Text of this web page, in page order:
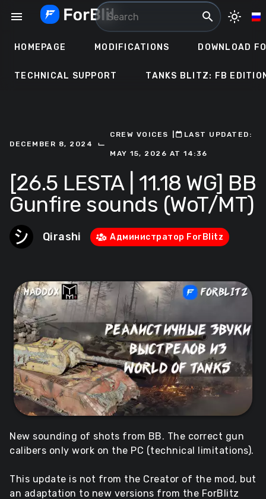
menu search light_mode
HOMEPAGE MODIFICATIONS DOWNLOAD
TECHNICAL SUPPORT TANKS BLITZ: FB
DECEMBER 8, 2024 ⌙
CREW VOICES ㅤLAST UPDATED:
MAY 15, 2026 AT 14:36
[26.5 LESTA | 11.18 WG] BB
Gunfire sounds (WoT/MT)
Qirashi Администратор ForBlitz
New sounding of shots from BB. The correct gun
calibers only work on the PC (technical limitations).
This update is not from the Creator of the mod, but
an adaptation to new versions from the ForBlitz